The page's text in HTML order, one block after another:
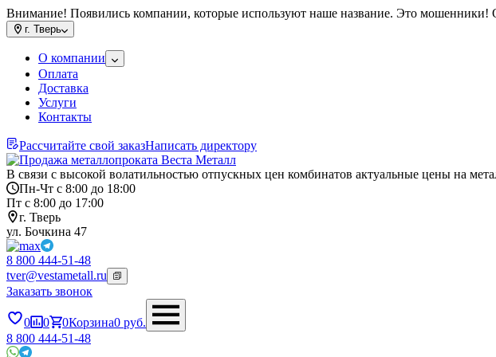
Внимание! Появились компании, которые используют наше название. Это мошенники!
г. Тверь
О компании
Оплата
Доставка
Услуги
Контакты
Рассчитайте свой заказНаписать директору
В связи с высокой волатильностью отпускных цен комбинатов актуальные цены на
Пн-Чт с 8:00 до 18:00
Пт с 8:00 до 17:00
г. Тверь
ул. Бочкина 47
8 800 444-51-48
tver@vestametall.ru
Заказать звонок
0 0 0Корзина0 руб.
8 800 444-51-48